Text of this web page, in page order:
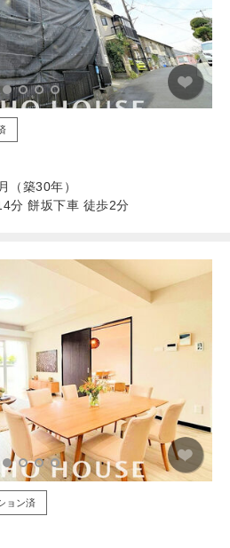
築30年）
分 餅坂下車 徒歩2分
ョン済